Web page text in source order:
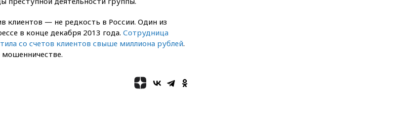
НПЗ, вызванное атакой БПЛА,
потушили
11:47Суд оставил под
При столкновении
катера и лодки под Самарой
клиентов — не редкость в России. Один из
в конце декабря 2013 года. Сотрудница
со счетов клиентов свыше миллиона рублей.
мошенничестве.